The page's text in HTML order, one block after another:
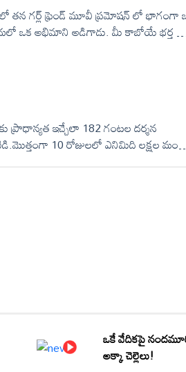
తన గర్ల్ ఫ్రెండ్ మూవీ ప్రమోషన్ లో భాగంగా
ఒక అభిమాని అడిగాడు. మీ కాబోయే భర్త
అండగా నిలబడాలి. అలాంటి వ్యక్తి కోసం
ప్రాధాన్యత ఇచ్చేలా 182 గంటల దర్శన
10 రోజులలో ఎనిమిది లక్షల మంది
ఒకే వేదికపై
అక్కా చెల్లెలు!